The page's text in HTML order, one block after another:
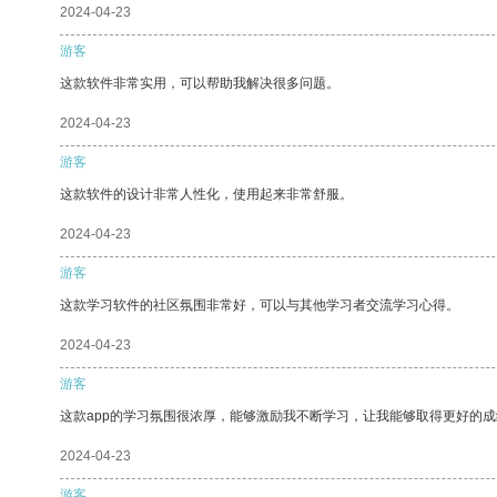
2024-04-23
游客
这款软件非常实用，可以帮助我解决很多问题。
2024-04-23
游客
这款软件的设计非常人性化，使用起来非常舒服。
2024-04-23
游客
这款学习软件的社区氛围非常好，可以与其他学习者交流学习心得。
2024-04-23
游客
这款app的学习氛围很浓厚，能够激励我不断学习，让我能够取得更好的
2024-04-23